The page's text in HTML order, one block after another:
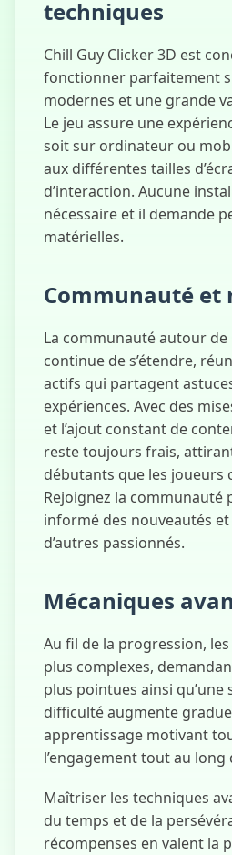
techniques
Chill Guy Clicker 3D est
fonctionner parfaitement
modernes et une grande
Le jeu assure une
soit sur ordinateur ou
aux différentes tailles
d’interaction. Aucune
nécessaire et il demande
matérielles.
Communauté et
La communauté autour de
continue de s’étendre,
actifs qui partagent
expériences. Avec des
et l’ajout constant de
reste toujours frais,
débutants que les joueurs
Rejoignez la communauté
informé des nouveautés
d’autres passionnés.
Mécaniques
Au fil de la progression,
plus complexes,
plus pointues ainsi qu’une
difficulté augmente
apprentissage motivant
l’engagement tout au long
Maîtriser les techniques
du temps et de la
récompenses en valent la